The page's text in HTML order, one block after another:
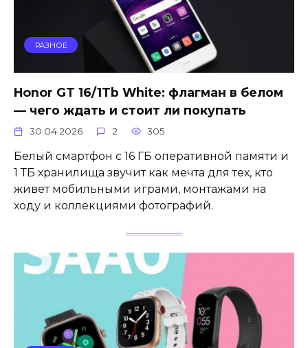
РАЗНОЕ
Honor GT 16/1Tb White: флагман в белом
— чего ждать и стоит ли покупать
30.04.2026 2 305
Белый смартфон с 16 ГБ оперативной памяти и
1 ТБ хранилища звучит как мечта для тех, кто
живет мобильными играми, монтажами на
ходу и коллекциями фотографий.